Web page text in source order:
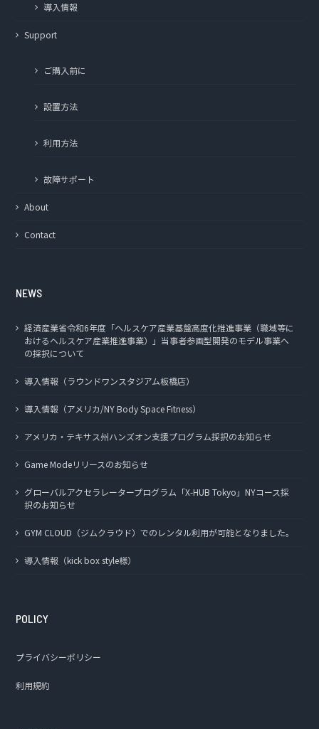
導入情報
Support
ご購入前に
設置方法
利用方法
故障サポート
About
Contact
NEWS
経済産業省令和6年度「ヘルスケア産業基盤高度化推進事業（職域等に
おけるヘルスケア産業推進事業）」当事者参画型開発のモデル事業へ
の採択について
導入情報（ラウンドワンスタジアム板橋店）
導入情報（アメリカ/NY Body Space Fitness）
アメリカ・テキサス州ハンズオン支援プログラム採択のお知らせ
Game Modeリリースのお知らせ
グローバルアクセラレータープログラム「X-HUB Tokyo」NYコース採
択のお知らせ
GYM CLOUD（ジムクラウド）でのレンタル利用が可能となりました。
導入情報（kick box style様）
POLICY
プライバシーポリシー
利用規約